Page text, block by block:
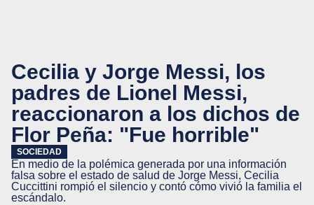
Cecilia y Jorge Messi, los
padres de Lionel Messi,
reaccionaron a los dichos de
Flor Peña: "Fue horrible"
SOCIEDAD
En medio de la polémica generada por una información
falsa sobre el estado de salud de Jorge Messi, Cecilia
Cuccittini rompió el silencio y contó cómo vivió la familia el
escándalo.